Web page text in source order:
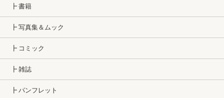
┣ 書籍
┣ 写真集＆ムック
┣ コミック
┣ 雑誌
┣ パンフレット